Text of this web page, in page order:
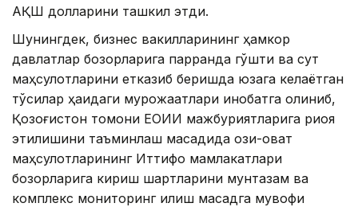
АҚШ долларини ташкил этди.
Шунингдек, бизнес вакилларининг ҳамкор
давлатлар бозорларига парранда гўшти ва сут
маҳсулотларини етказиб беришда юзага келаётган
тўсиқлар ҳақидаги мурожаатлари инобатга олиниб,
Қозоғистон томони ЕОИИ мажбуриятларига риоя
этилишини таъминлаш мақсадида озиқ-овқат
маҳсулотларининг Иттифоқ мамлакатлари
бозорларига кириш шартларини мунтазам ва
комплекс мониторинг қилиш мақсадга мувофиқ